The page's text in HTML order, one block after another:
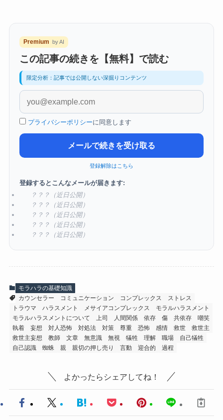
Premium by AI
この記事の続きを【無料】で読む
限定分析：記事では公開しない深掘りコンテンツ
プライバシーポリシーに同意します
メールで続きを受け取る
登録解除はこちら
登録するとこんなメールが届きます:
？？？（近日公開）
？？？（近日公開）
？？？（近日公開）
？？？（近日公開）
？？？（近日公開）
モラハラの基礎知識
カウンセラー
コミュニケーション コンプレックス
ストレス
トラウマ
ハラスメント メサイアコンプレックス
モラルハラスメント
モラルハラスメントについて
上司 人間関係 依存 傷 共依存
嘲笑
執着
妄想 対人恐怖 対処法 対策 尊重 恐怖 感情 救世
救世主
救世主妄想
教師 文章 無意識 無視 犠牲 理解 職場
自己犠牲
自己認識
蜘蛛 親 親切の押し売り 言動 迎合的 過程
よかったらシェアしてね！